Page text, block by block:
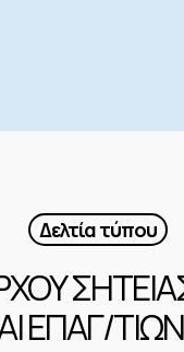
Δελτία τύπου
ΕΠΑΓ/